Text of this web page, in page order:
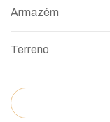
Armazém
Terreno